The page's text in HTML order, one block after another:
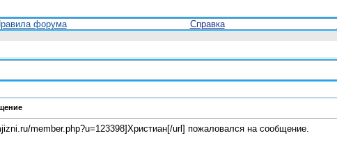
форума Справка
member.php?u=123398]Христиан[/url] пожаловался на сообщение.